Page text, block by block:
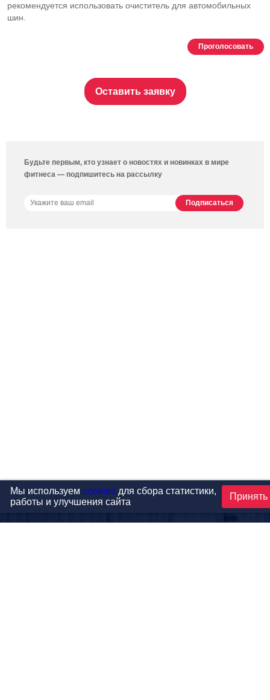
рекомендуется использовать очиститель для автомобильных
шин.
Проголосовать
Оставить заявку
Будьте первым, кто узнает о новостях и новинках в мире
фитнеса — подпишитесь на рассылку
Мы используемcookies для сбора статистики,
работы и улучшения сайта
Принять